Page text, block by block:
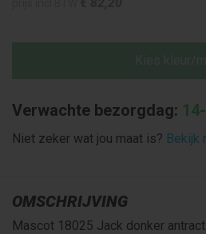
Verwachte bezorgdag:
Niet zeker wat jou maat is? Bekijk
OMSCHRIJVING
Mascot 18025 Jack donker